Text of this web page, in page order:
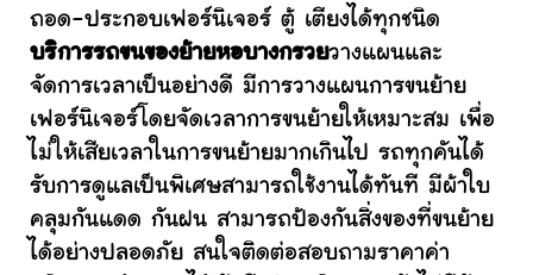
ถอด-ประกอบเฟอร์นิเจอร์ ตู้ เตียงได้ทุกชนิด
บริการรถขนของย้ายหอบางกรวยวางแผนและ
จัดการเวลาเป็นอย่างดี มีการวางแผนการขนย้าย
เฟอร์นิเจอร์โดยจัดเวลาการขนย้ายให้เหมาะสม เพื่อ
ไม่ให้เสียเวลาในการขนย้ายมากเกินไป รถทุกคันได้
รับการดูแลเป็นพิเศษสามารถใช้งานได้ทันที มีผ้าใบ
คลุมกันแดด กันฝน สามารถป้องกันสิ่งของที่ขนย้าย
ได้อย่างปลอดภัย สนใจติดต่อสอบถามราคาค่า